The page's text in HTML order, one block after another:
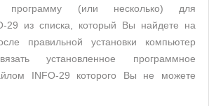
программу (или несколько) для
29 из списка, который Вы найдете на
правильной установки компьютер
установленное программное
INFO-29 которого Вы не можете